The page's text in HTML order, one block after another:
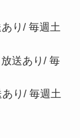
り/ 毎週土
送あり/ 毎
り/ 毎週土